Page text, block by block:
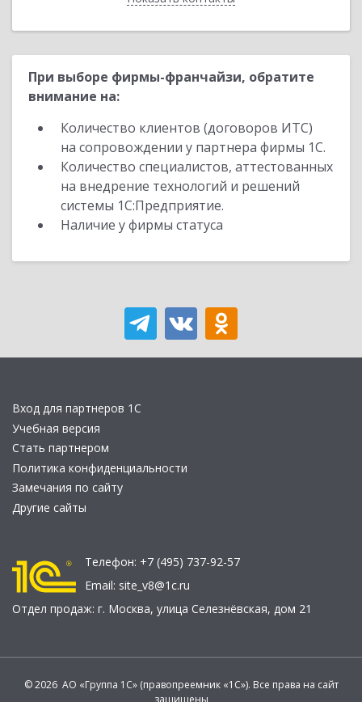
При выборе фирмы-франчайзи, обратите
внимание на:
Количество клиентов (договоров ИТС)
на сопровождении у партнера фирмы 1С.
Количество специалистов, аттестованных
на внедрение технологий и решений
системы 1С:Предприятие.
Наличие у фирмы статуса
Вход для партнеров 1С
Учебная версия
Стать партнером
Политика конфиденциальности
Замечания по сайту
Другие сайты
Телефон: +7 (495) 737-92-57
Email: site_v8@1c.ru
Отдел продаж: г. Москва, улица Селезнёвская, дом 21
© 2026 АО «Группа 1С» (правопреемник «1С»). Все права на сайт